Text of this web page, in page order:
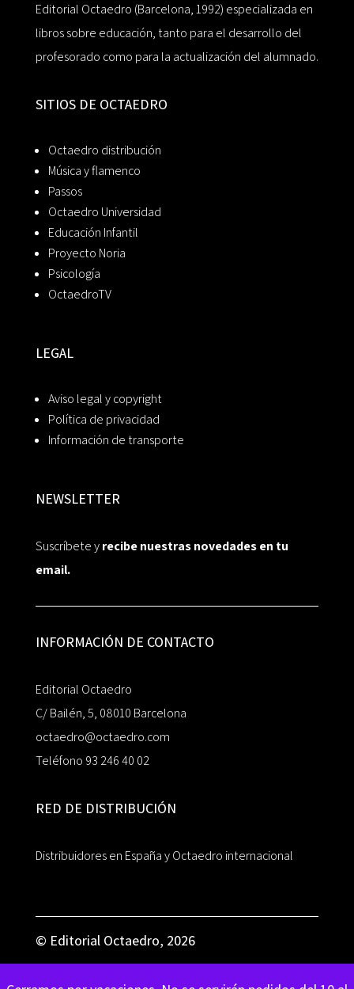
Editorial Octaedro (Barcelona, 1992) especializada en
libros sobre educación, tanto para el desarrollo del
profesorado como para la actualización del alumnado.
SITIOS DE OCTAEDRO
Octaedro distribución
Música y flamenco
Passos
Octaedro Universidad
Educación Infantil
Proyecto Noria
Psicología
OctaedroTV
LEGAL
Aviso legal y copyright
Política de privacidad
Información de transporte
NEWSLETTER
Suscríbete yrecibe nuestras novedades en tu
email.
INFORMACIÓN DE CONTACTO
Editorial Octaedro
C/ Bailén, 5, 08010 Barcelona
octaedro@octaedro.com
Teléfono 93 246 40 02
RED DE DISTRIBUCIÓN
Distribuidores en España y Octaedro internacional
© Editorial Octaedro, 2026